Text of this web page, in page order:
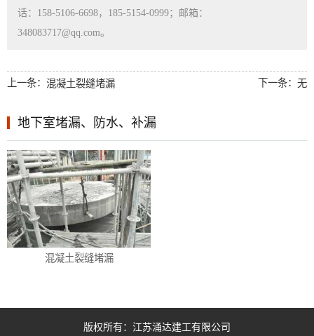
话：158-5106-6698，185-5154-0999；邮箱：
348083717@qq.com。
上一条： 混凝土裂缝堵漏 下一条： 无
地下室堵漏、防水、补漏
混凝土裂缝堵漏
版权所有：江苏涌达建工有限公司